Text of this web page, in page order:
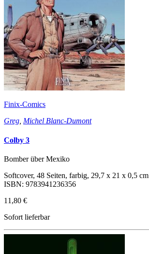
Finix-Comics
Greg, Michel Blanc-Dumont
Colby 3
Bomber über Mexiko
Softcover, 48 Seiten, farbig, 29,7 x 21 x 0,5 cm
ISBN: 9783941236356
11,80 €
Sofort lieferbar